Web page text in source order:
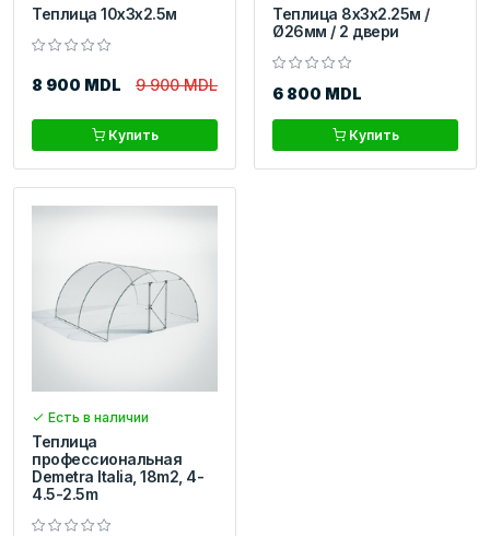
Теплица 10x3x2.5м
8 900 MDL 9 900 MDL
Купить
Теплица 8x3x2.25м /
Ø26мм / 2 двери
6 800 MDL
Купить
Есть в наличии
Теплица
профессиональная
Demetra Italia, 18m2, 4-
4.5-2.5m